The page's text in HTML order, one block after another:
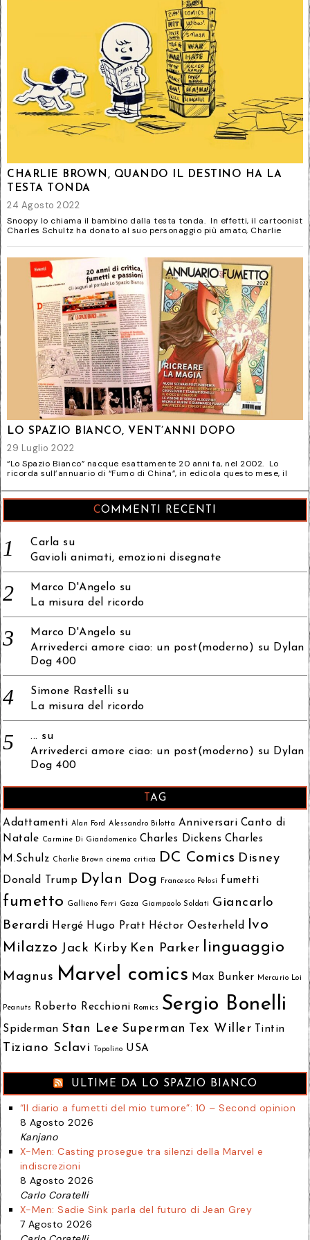
CHARLIE BROWN, QUANDO IL DESTINO HA LA
TESTA TONDA
24 Agosto 2022
Snoopy lo chiama il bambino dalla testa tonda. In effetti, il cartoonist
Charles Schultz ha donato al suo personaggio più amato, Charlie
LO SPAZIO BIANCO, VENT’ANNI DOPO
29 Luglio 2022
“Lo Spazio Bianco” nacque esattamente 20 anni fa, nel 2002. Lo
ricorda sull’annuario di “Fumo di China”, in edicola questo mese, il
COMMENTI RECENTI
Carla su
Gavioli animati, emozioni disegnate
Marco D'Angelo su
La misura del ricordo
Marco D'Angelo su
Arrivederci amore ciao: un post(moderno) su Dylan
Dog 400
Simone Rastelli su
La misura del ricordo
... su
Arrivederci amore ciao: un post(moderno) su Dylan
Dog 400
TAG
Adattamenti Alan Ford Alessandro Bilotta Anniversari Canto di
Natale Carmine Di Giandomenico Charles Dickens Charles
M.Schulz Charlie Brown cinema critica DC Comics Disney
Donald Trump Dylan Dog Francesco Pelosi fumetti
fumetto Gallieno Ferri Gaza Giampaolo Soldati
Giancarlo
Berardi Hergé Hugo Pratt Héctor Oesterheld
Ivo
Milazzo Jack Kirby Ken Parker linguaggio
Magnus Marvel comics Max Bunker Mercurio Loi
Peanuts Roberto Recchioni Romics Sergio Bonelli
Spiderman Stan Lee Superman Tex Willer Tintin
Tiziano Sclavi Topolino USA
ULTIME DA LO SPAZIO BIANCO
“Il diario a fumetti del mio tumore”: 10 – Second opinion
8 Agosto 2026
Kanjano
X-Men: Casting prosegue tra silenzi della Marvel e
indiscrezioni
8 Agosto 2026
Carlo Coratelli
X-Men: Sadie Sink parla del futuro di Jean Grey
7 Agosto 2026